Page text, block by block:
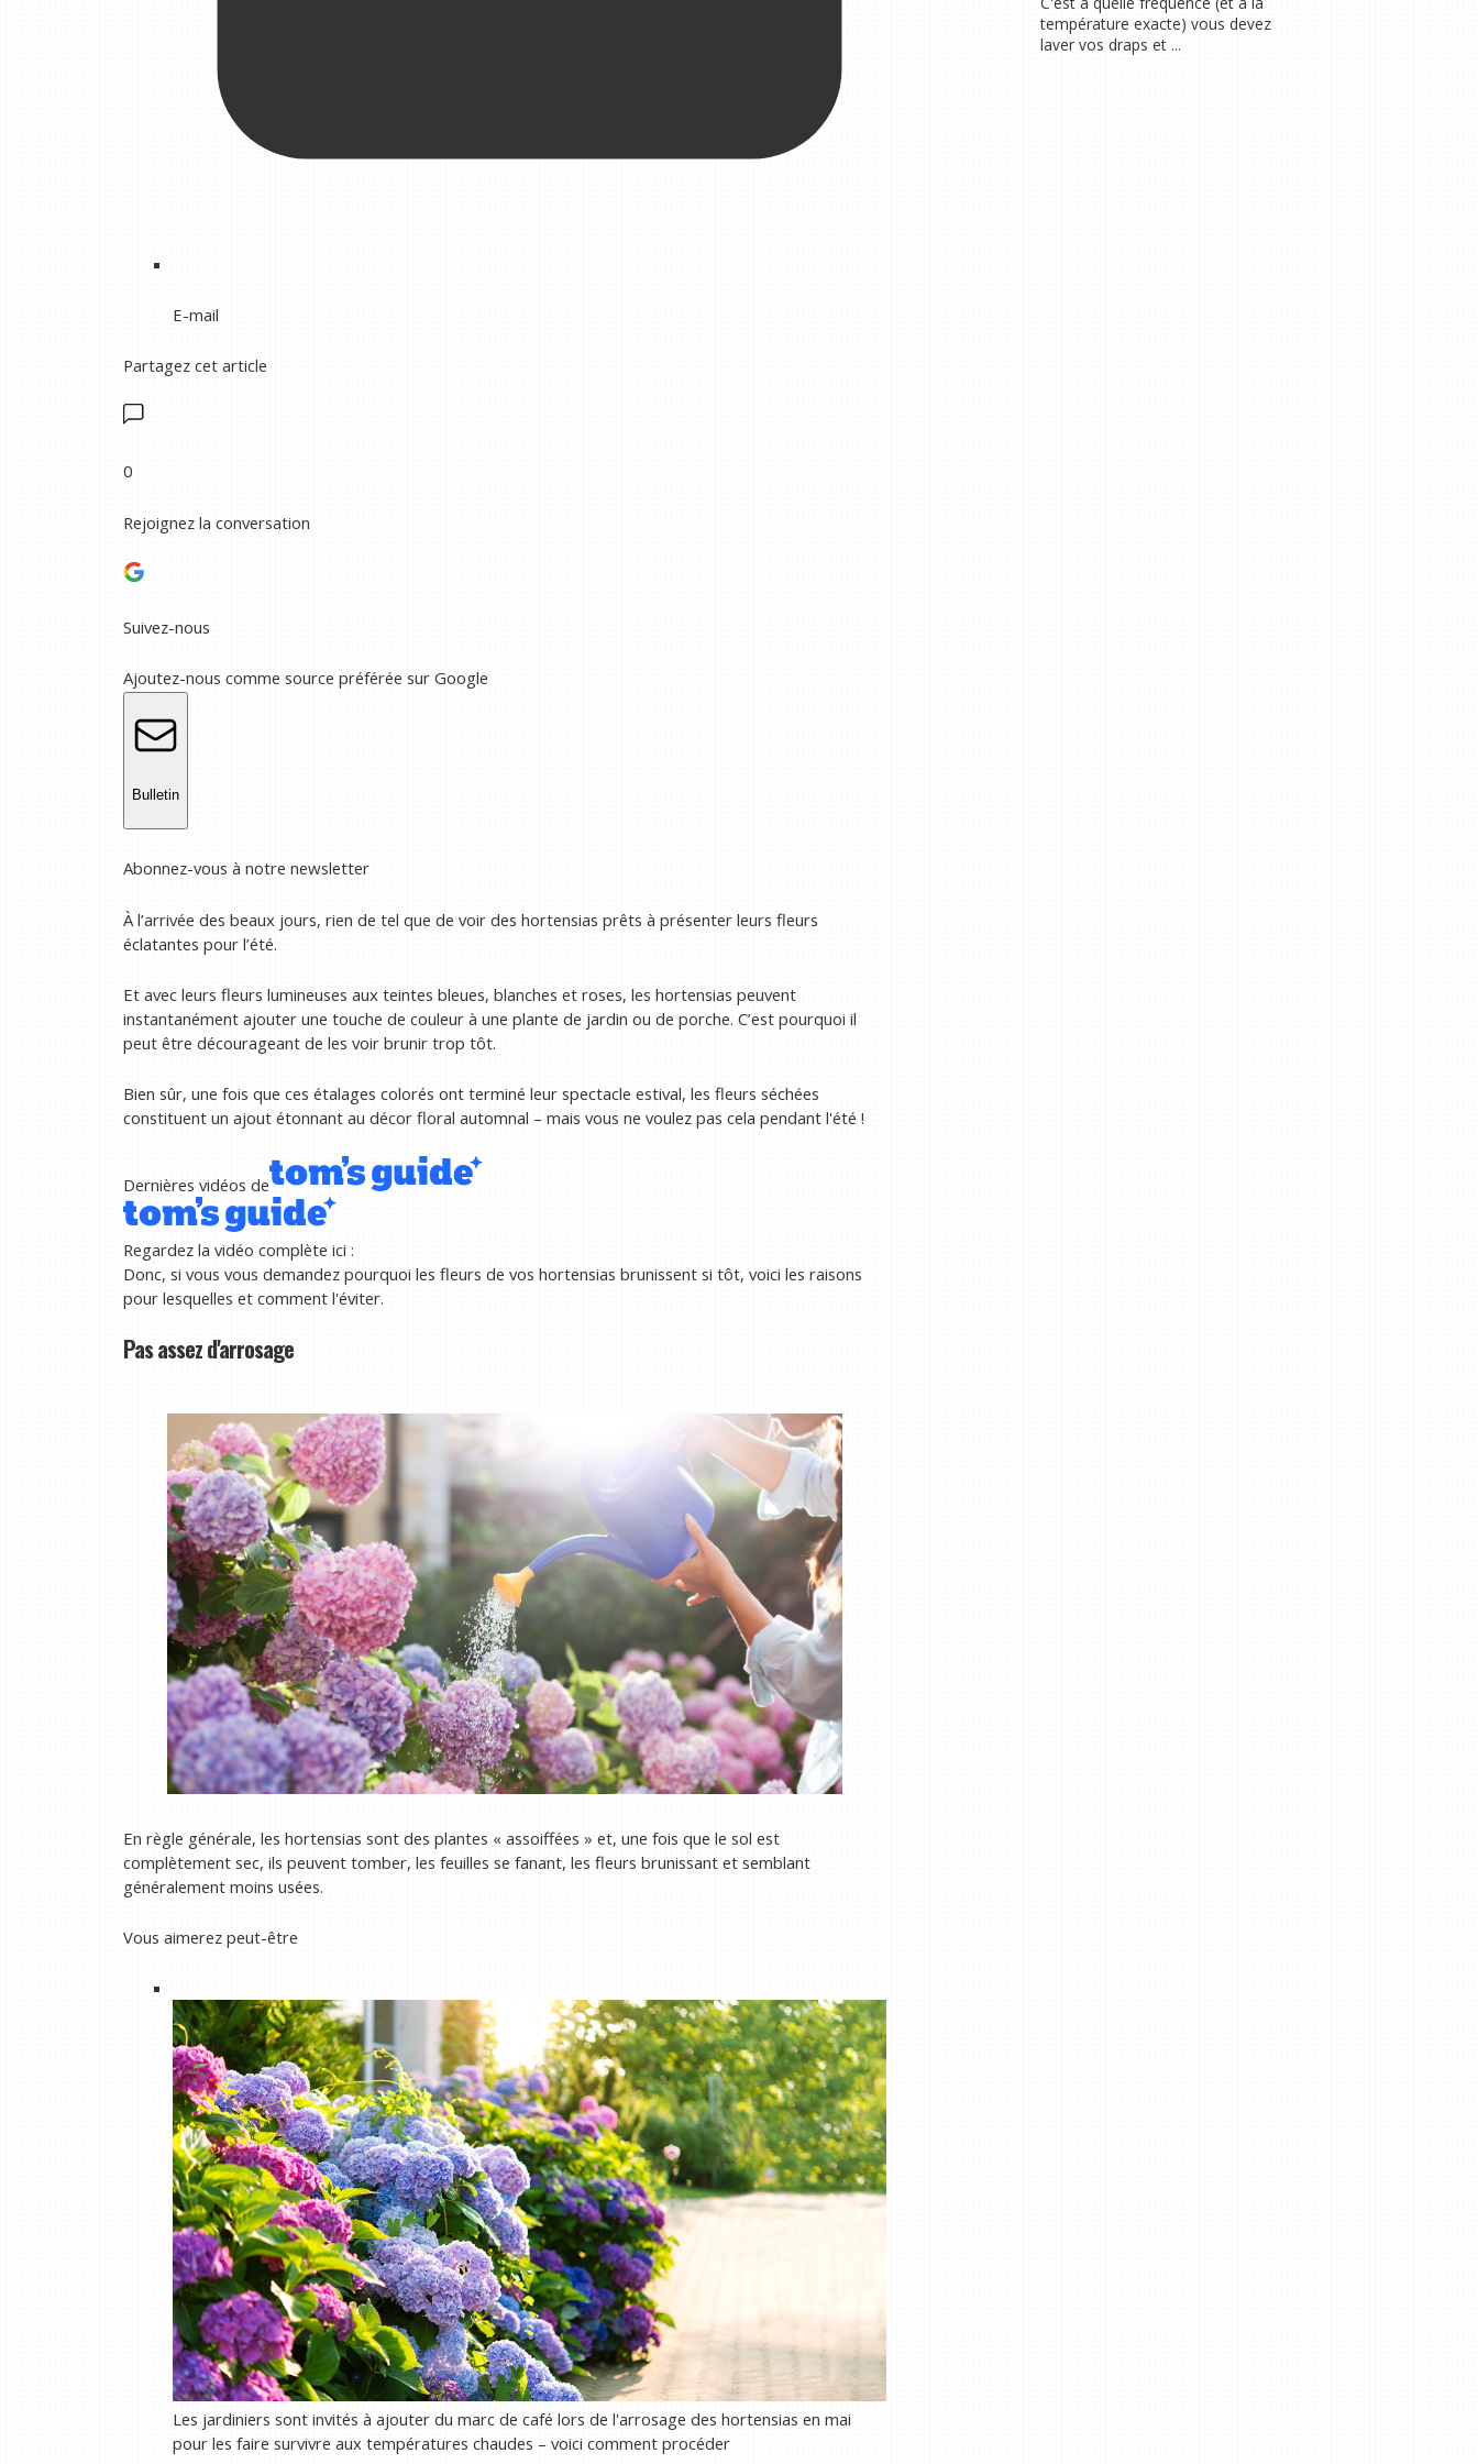
E-mail
Partagez cet article
0
Rejoignez la conversation
Suivez-nous
Ajoutez-nous comme source préférée sur Google
Bulletin
Abonnez-vous à notre newsletter
À l’arrivée des beaux jours, rien de tel que de voir des hortensias prêts à présenter leurs fleurs
éclatantes pour l’été.
Et avec leurs fleurs lumineuses aux teintes bleues, blanches et roses, les hortensias peuvent
instantanément ajouter une touche de couleur à une plante de jardin ou de porche. C’est pourquoi il
peut être décourageant de les voir brunir trop tôt.
Bien sûr, une fois que ces étalages colorés ont terminé leur spectacle estival, les fleurs séchées
constituent un ajout étonnant au décor floral automnal – mais vous ne voulez pas cela pendant l'été !
Dernières vidéos de
Regardez la vidéo complète ici :
Donc, si vous vous demandez pourquoi les fleurs de vos hortensias brunissent si tôt, voici les raisons
pour lesquelles et comment l'éviter.
Pas assez d'arrosage
En règle générale, les hortensias sont des plantes « assoiffées » et, une fois que le sol est
complètement sec, ils peuvent tomber, les feuilles se fanant, les fleurs brunissant et semblant
généralement moins usées.
Vous aimerez peut-être
Les jardiniers sont invités à ajouter du marc de café lors de l'arrosage des hortensias en mai
pour les faire survivre aux températures chaudes – voici comment procéder
température exacte) vous devez
laver vos draps et ...